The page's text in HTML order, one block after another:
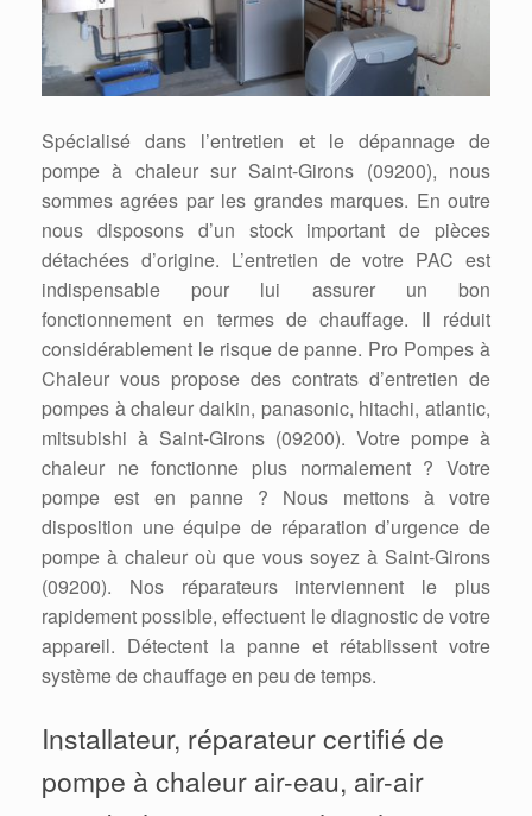
Spécialisé dans l’entretien et le dépannage de
pompe à chaleur sur Saint-Girons (09200), nous
sommes agrées par les grandes marques. En outre
nous disposons d’un stock important de pièces
détachées d’origine. L’entretien de votre PAC est
indispensable pour lui assurer un bon
fonctionnement en termes de chauffage. Il réduit
considérablement le risque de panne. Pro Pompes à
Chaleur vous propose des contrats d’entretien de
pompes à chaleur daikin, panasonic, hitachi, atlantic,
mitsubishi à Saint-Girons (09200). Votre pompe à
chaleur ne fonctionne plus normalement ? Votre
pompe est en panne ? Nous mettons à votre
disposition une équipe de réparation d’urgence de
pompe à chaleur où que vous soyez à Saint-Girons
(09200). Nos réparateurs interviennent le plus
rapidement possible, effectuent le diagnostic de votre
appareil. Détectent la panne et rétablissent votre
système de chauffage en peu de temps.
Installateur, réparateur certifié de
pompe à chaleur air-eau, air-air